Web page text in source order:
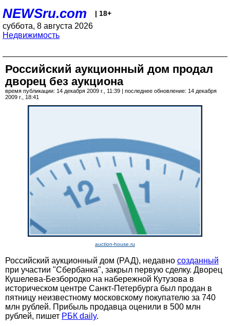
NEWSru.com | 18+
суббота, 8 августа 2026
Недвижимость
Российский аукционный дом продал
дворец без аукциона
время публикации: 14 декабря 2009 г., 11:39 | последнее обновление: 14 декабря
2009 г., 18:41
auction-house.ru
Российский аукционный дом (РАД), недавно созданный
при участии "Сбербанка", закрыл первую сделку. Дворец
Кушелева-Безбородко на набережной Кутузова в
историческом центре Санкт-Петербурга был продан в
пятницу неизвестному московскому покупателю за 740
млн рублей. Прибыль продавца оценили в 500 млн
рублей, пишет РБК daily.